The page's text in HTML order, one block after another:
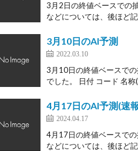
3月2日の終値ベースでの
などについては、後ほど
3月10日のAI予測
2022.03.10
3月10日の終値ベースで
でした。 日付 コード 名
4月17日のAI予測(速
2024.04.17
4月17日の終値ベースで
などについては、後ほど